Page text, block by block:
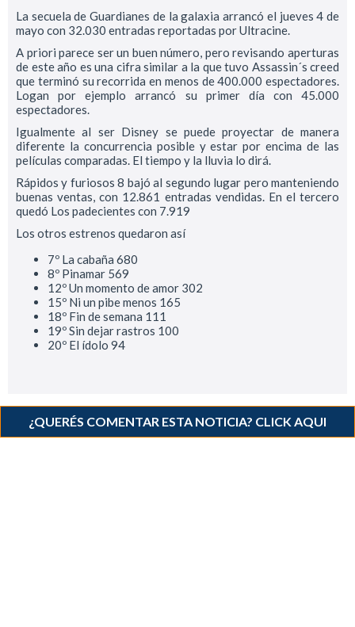
La secuela de Guardianes de la galaxia arrancó el jueves 4 de
mayo con 32.030 entradas reportadas por Ultracine.
A priori parece ser un buen número, pero revisando aperturas
de este año es una cifra similar a la que tuvo Assassin´s creed
que terminó su recorrida en menos de 400.000 espectadores.
Logan por ejemplo arrancó su primer día con 45.000
espectadores.
Igualmente al ser Disney se puede proyectar de manera
diferente la concurrencia posible y estar por encima de las
películas comparadas. El tiempo y la lluvia lo dirá.
Rápidos y furiosos 8 bajó al segundo lugar pero manteniendo
buenas ventas, con 12.861 entradas vendidas. En el tercero
quedó Los padecientes con 7.919
Los otros estrenos quedaron así
7º La cabaña 680
8º Pinamar 569
12º Un momento de amor 302
15º Ni un pibe menos 165
18º Fin de semana 111
19º Sin dejar rastros 100
20º El ídolo 94
¿QUERÉS COMENTAR ESTA NOTICIA? CLICK AQUI